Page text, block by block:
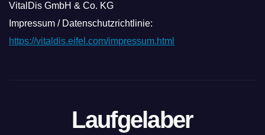
VitalDis GmbH & Co. KG
Impressum / Datenschutzrichtlinie:
https://vitaldis.eifel.com/impressum.html
Laufgelaber